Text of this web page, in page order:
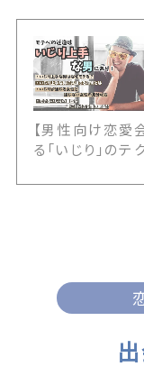
【男性向け恋愛
る「いじり」の
りが通じる女性
情報が満載で
first
PCMAX.